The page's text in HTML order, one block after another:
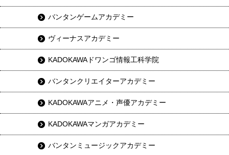
バンタンゲームアカデミー
ヴィーナスアカデミー
KADOKAWAドワンゴ情報工科学院
バンタンクリエイターアカデミー
KADOKAWAアニメ・声優アカデミー
KADOKAWAマンガアカデミー
バンタンミュージックアカデミー